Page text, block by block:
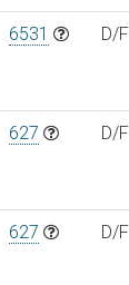
6531 D/F
627 D/F
627 D/F